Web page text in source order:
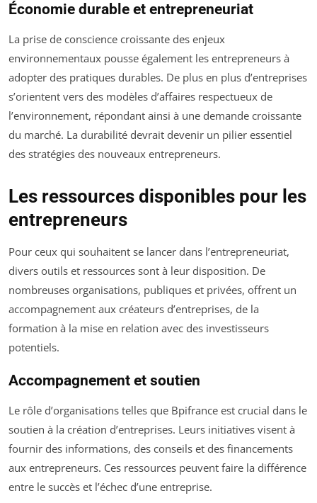
Économie durable et entrepreneuriat
La prise de conscience croissante des enjeux
environnementaux pousse également les entrepreneurs à
adopter des pratiques durables. De plus en plus d’entreprises
s’orientent vers des modèles d’affaires respectueux de
l’environnement, répondant ainsi à une demande croissante
du marché. La durabilité devrait devenir un pilier essentiel
des stratégies des nouveaux entrepreneurs.
Les ressources disponibles pour les
entrepreneurs
Pour ceux qui souhaitent se lancer dans l’entrepreneuriat,
divers outils et ressources sont à leur disposition. De
nombreuses organisations, publiques et privées, offrent un
accompagnement aux créateurs d’entreprises, de la
formation à la mise en relation avec des investisseurs
potentiels.
Accompagnement et soutien
Le rôle d’organisations telles que Bpifrance est crucial dans le
soutien à la création d’entreprises. Leurs initiatives visent à
fournir des informations, des conseils et des financements
aux entrepreneurs. Ces ressources peuvent faire la différence
entre le succès et l’échec d’une entreprise.